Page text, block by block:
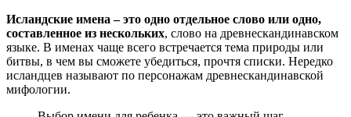
Исландские имена – это одно отдельное слово или одно,
составленное из нескольких, слово на древнескандинавском
языке. В именах чаще всего встречается тема природы или
битвы, в чем вы сможете убедиться, прочтя списки. Нередко
исландцев называют по персонажам древнескандинавской
мифологии.